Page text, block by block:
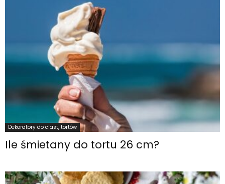
Dekoratory do ciast, tortów
Ile śmietany do tortu 26 cm?